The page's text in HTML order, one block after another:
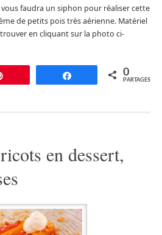
faudra un siphon pour réaliser cette
de petits pois très aérienne. Matériel
en cliquant sur la photo ci-
Partagez 0
PARTAGES
en dessert,